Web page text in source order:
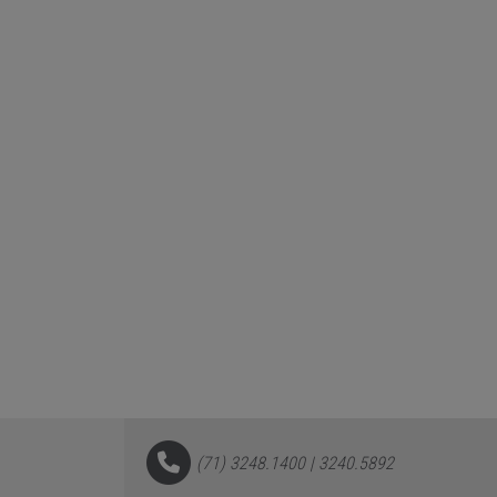
(71) 3248.1400 | 3240.5892